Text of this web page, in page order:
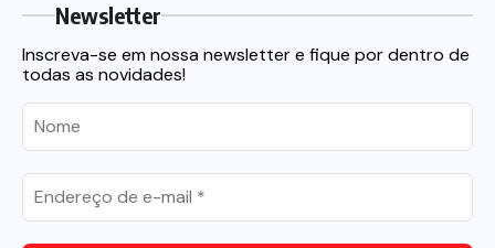
Newsletter
Inscreva-se em nossa newsletter e fique por dentro de
todas as novidades!